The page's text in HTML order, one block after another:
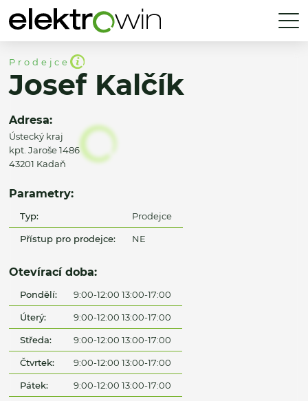
Prodejce
Josef Kalčík
Adresa:
Ústecký kraj
kpt. Jaroše 1486
43201 Kadaň
Parametry:
Typ: Prodejce
Přístup pro prodejce: NE
Otevírací doba:
Pondělí: 9:00-12:00 13:00-17:00
Úterý: 9:00-12:00 13:00-17:00
Středa: 9:00-12:00 13:00-17:00
Čtvrtek: 9:00-12:00 13:00-17:00
Pátek: 9:00-12:00 13:00-17:00